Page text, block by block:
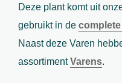
Deze plant komt uit
gebruikt in de
Naast deze Varen
assortimentVarens.